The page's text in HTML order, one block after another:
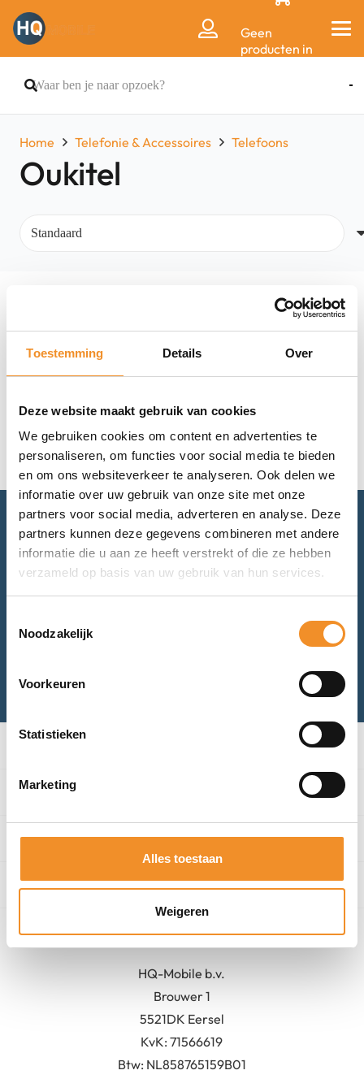
Toestemming Details Over
Deze website maakt gebruik van cookies
We gebruiken cookies om content en advertenties te
personaliseren, om functies voor social media te bieden
en om ons websiteverkeer te analyseren. Ook delen we
informatie over uw gebruik van onze site met onze
partners voor social media, adverteren en analyse. Deze
partners kunnen deze gegevens combineren met andere
informatie die u aan ze heeft verstrekt of die ze hebben
verzameld op basis van uw gebruik van hun services.
Noodzakelijk
Voorkeuren
Statistieken
Marketing
Alles toestaan
Weigeren
Geen
producten in
Home Telefonie & Accessoires Telefoons
Oukitel
Advies nodig? Bel of mail ons.
Voor retourneren of garantie: mail ons.
Algemeen
Contact
HQ-Mobile b.v.
Brouwer 1
5521DK Eersel
KvK:71566619
Btw: NL858765159B01